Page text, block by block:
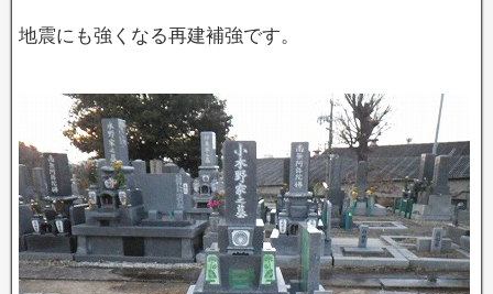
地震にも強くなる再建補強です。